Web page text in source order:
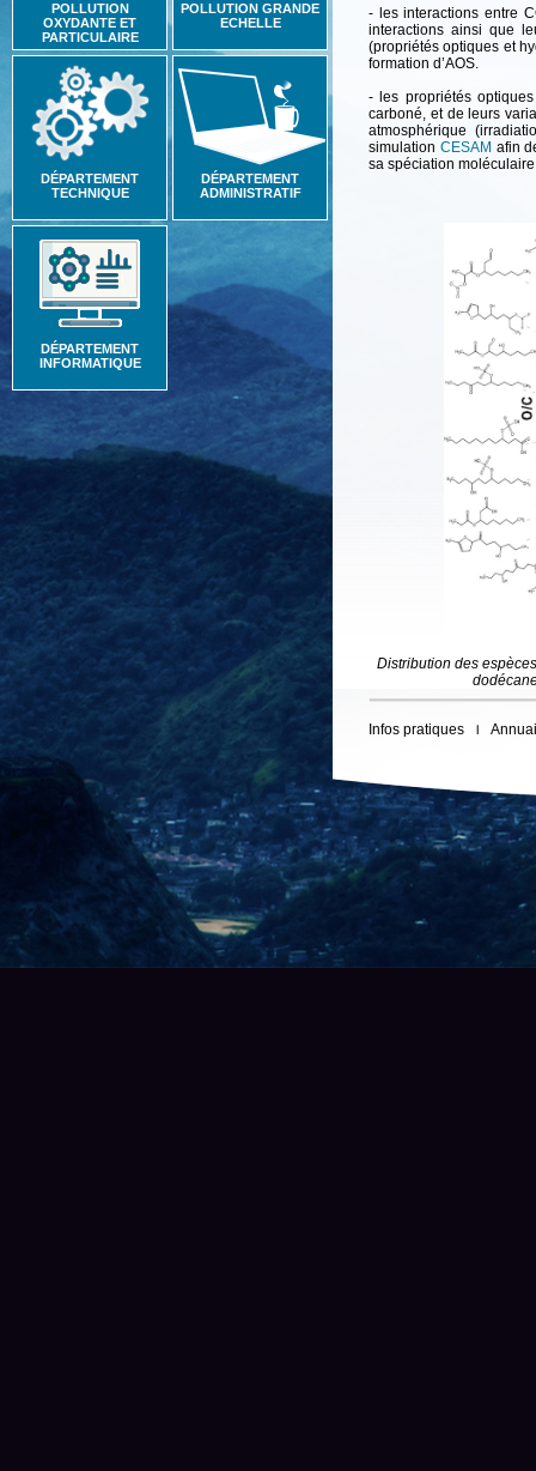
POLLUTION
OXYDANTE ET
PARTICULAIRE
POLLUTION GRANDE
ECHELLE
DÉPARTEMENT
TECHNIQUE
DÉPARTEMENT
ADMINISTRATIF
DÉPARTEMENT
INFORMATIQUE
- les interactions entre
interactions ainsi que
(propriétés optiques et
formation d’AOS.
- les propriétés
carboné, et de leurs
atmosphérique
simulation CESAM afin
sa spéciation
Distribution des
Infos pratiques